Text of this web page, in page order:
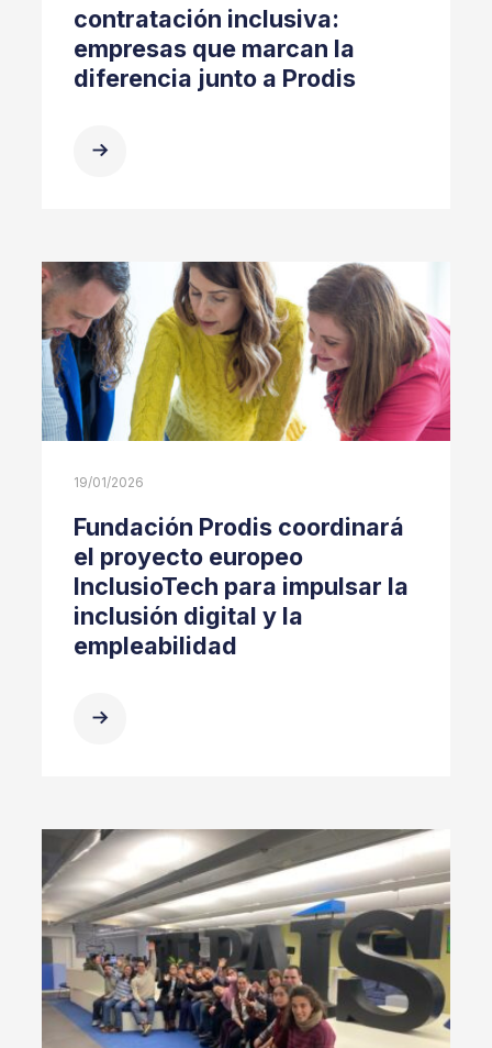
contratación inclusiva:
empresas que marcan la
diferencia junto a Prodis
19/01/2026
Fundación Prodis coordinará
el proyecto europeo
InclusioTech para impulsar la
inclusión digital y la
empleabilidad